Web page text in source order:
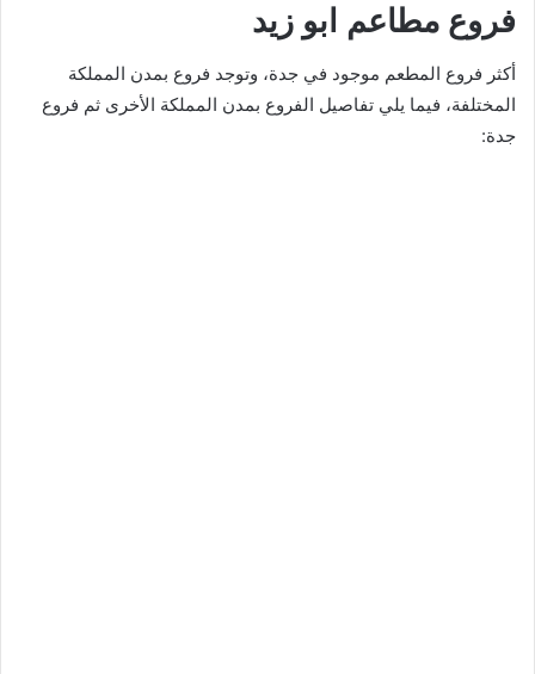
فروع مطاعم ابو زيد
أكثر فروع المطعم موجود في جدة، وتوجد فروع بمدن المملكة
المختلفة، فيما يلي تفاصيل الفروع بمدن المملكة الأخرى ثم فروع
جدة: